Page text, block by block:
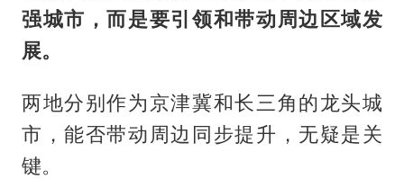
强城市，而是要引领和带动周边区域发
展。
两地分别作为京津冀和长三角的龙头城
市，能否带动周边同步提升，无疑是关
键。